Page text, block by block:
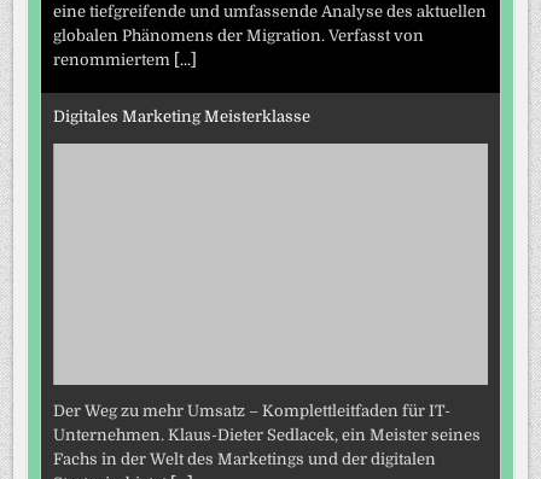
eine tiefgreifende und umfassende Analyse des aktuellen
globalen Phänomens der Migration. Verfasst von
renommiertem [...]
Digitales Marketing Meisterklasse
Der Weg zu mehr Umsatz – Komplettleitfaden für IT-
Unternehmen. Klaus-Dieter Sedlacek, ein Meister seines
Fachs in der Welt des Marketings und der digitalen